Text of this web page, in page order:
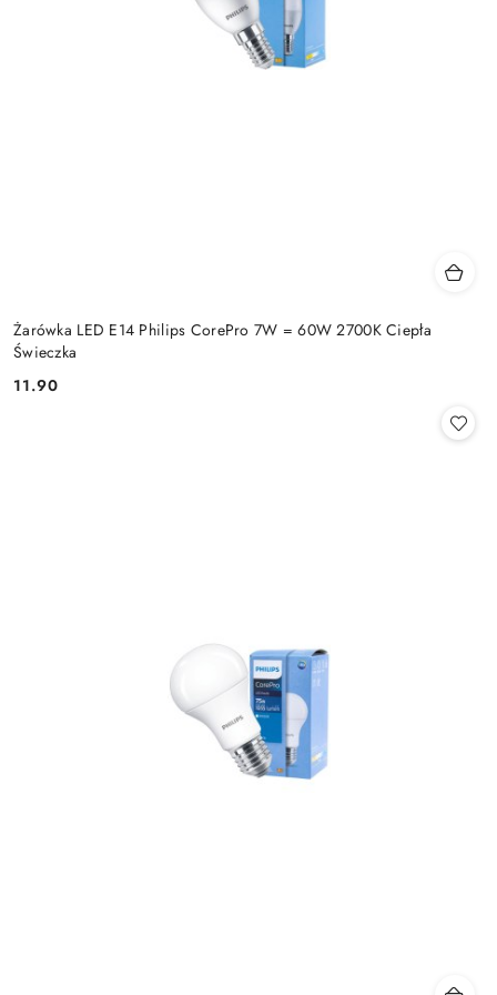
Żarówka LED E14 Philips CorePro 7W = 60W 2700K Ciepła
Świeczka
Cena:
11.90